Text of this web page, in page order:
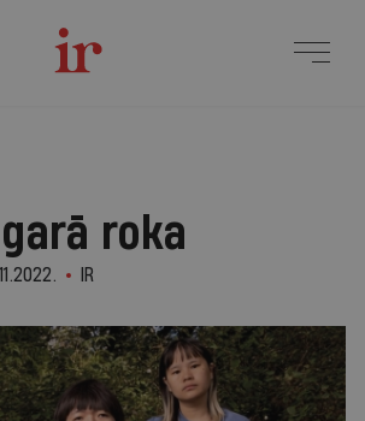
roka
IR